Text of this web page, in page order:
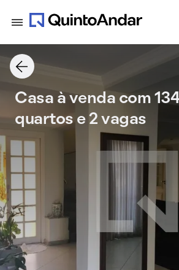
Casa à venda com
quartos e 2 vagas